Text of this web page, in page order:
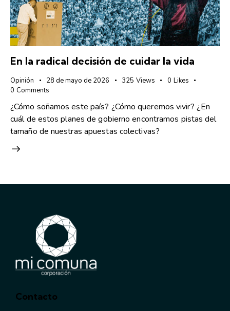
En la radical decisión de cuidar la vida
Opinión 28 de mayo de 2026 325 Views 0 Likes
0 Comments
¿Cómo soñamos este país? ¿Cómo queremos vivir? ¿En
cuál de estos planes de gobierno encontramos pistas del
tamaño de nuestras apuestas colectivas?
Contacto